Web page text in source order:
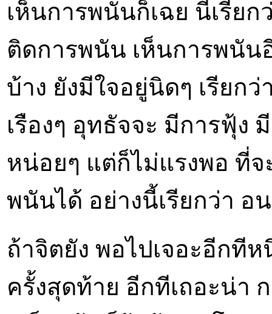
เห็นการพนันก็เฉย นี่เรียก
ติดการพนัน เห็นการพนัน
บ้าง ยังมีใจอยู่นิดๆ เรียก
เรืองๆ อุทธัจจะ มีการฟุ้ง
หน่อยๆ แต่ก็ไม่แรงพอ ที่จ
พนันได้ อย่างนี้เรียกว่า อ
ถ้าจิตยัง พอไปเจอะอีกที
ครั้งสุดท้าย อีกทีเถอะน่า